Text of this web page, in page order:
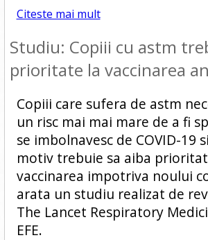
Citeste mai mult
Studiu: Copiii cu astm
prioritate la vaccinarea
Copiii care sufera de astm
un risc mai mai mare de a fi
se imbolnavesc de COVID-19
motiv trebuie sa aiba
vaccinarea impotriva noului
arata un studiu realizat de
The Lancet Respiratory
EFE.